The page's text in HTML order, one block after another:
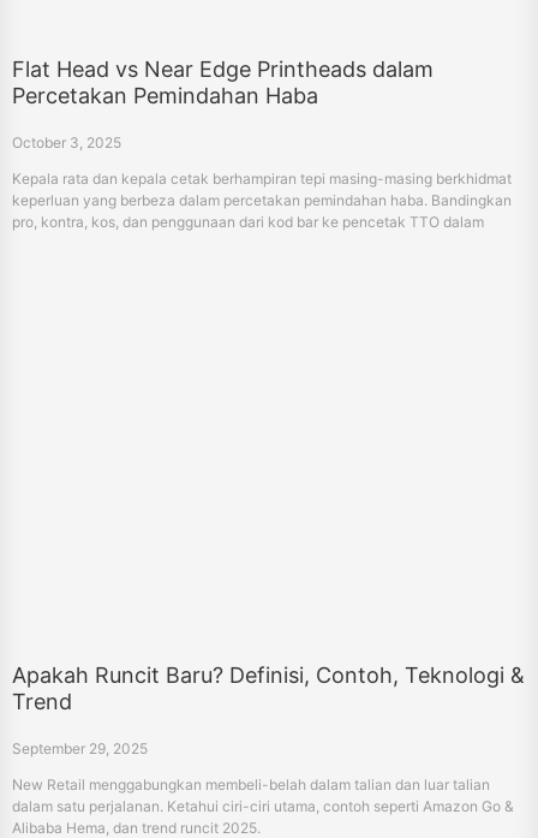
Flat Head vs Near Edge Printheads dalam
Percetakan Pemindahan Haba
October 3, 2025
Kepala rata dan kepala cetak berhampiran tepi masing-masing berkhidmat
keperluan yang berbeza dalam percetakan pemindahan haba. Bandingkan
pro, kontra, kos, dan penggunaan dari kod bar ke pencetak TTO dalam
Apakah Runcit Baru? Definisi, Contoh, Teknologi &
Trend
September 29, 2025
New Retail menggabungkan membeli-belah dalam talian dan luar talian
dalam satu perjalanan. Ketahui ciri-ciri utama, contoh seperti Amazon Go &
Alibaba Hema, dan trend runcit 2025.